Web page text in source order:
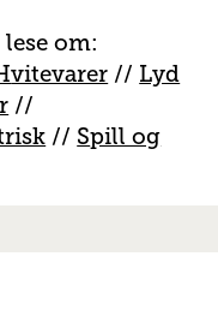
om:
vitevarer // Lyd
//
// Spill og